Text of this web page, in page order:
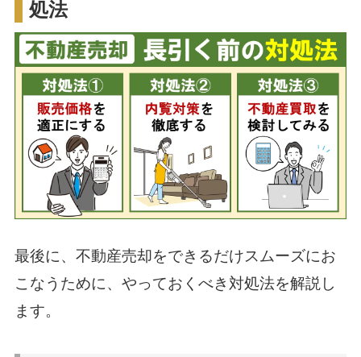
処法
最後に、不動産売却をできるだけスムーズにお
こなうために、やっておくべき対処法を解説し
ます。